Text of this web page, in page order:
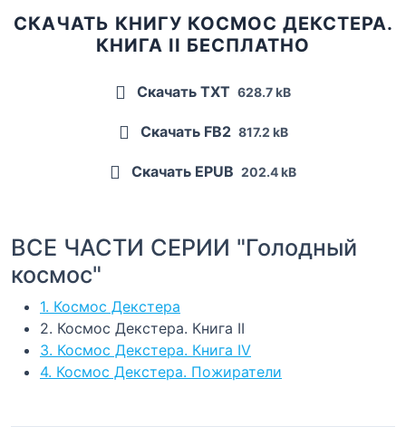
СКАЧАТЬ КНИГУ КОСМОС ДЕКСТЕРА.
КНИГА II БЕСПЛАТНО
Скачать TXT 628.7 kB
Скачать FB2 817.2 kB
Скачать EPUB 202.4 kB
ВСЕ ЧАСТИ СЕРИИ "Голодный
космос"
1. Космос Декстера
2. Космос Декстера. Книга II
3. Космос Декстера. Книга IV
4. Космос Декстера. Пожиратели